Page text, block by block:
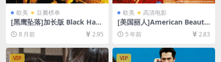
欧美 豆瓣榜单
[黑鹰坠落]加长版 Black Haw
k Down (2001)[百度网盘+夸
克网盘1080P超清未删减资源]
[网盘在线播放/下载][MP4/13
GB][中英字幕]
8 月前 2.95
欧美 高清电影
[美国丽人]American Beauty
(1999)[百度网盘+迅雷云盘资
源1080P超清未删减][MP4/7.
8GB][中英字幕]
5 年前 2.83
VIP VIP